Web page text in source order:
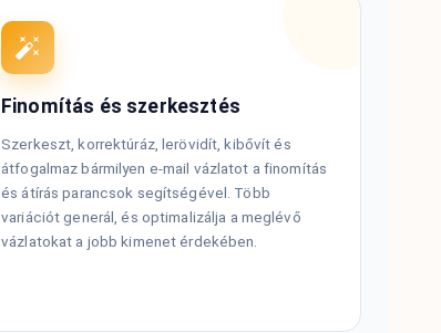
Finomítás és szerkesztés
Szerkeszt, korrektúráz, lerövidít, kibővít és
átfogalmaz bármilyen e-mail vázlatot a finomítás
és átírás parancsok segítségével. Több
variációt generál, és optimalizálja a meglévő
vázlatokat a jobb kimenet érdekében.